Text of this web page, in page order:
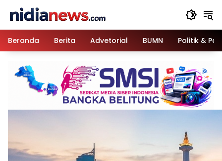
Beranda
Berita Advetorial BUMN Politik &